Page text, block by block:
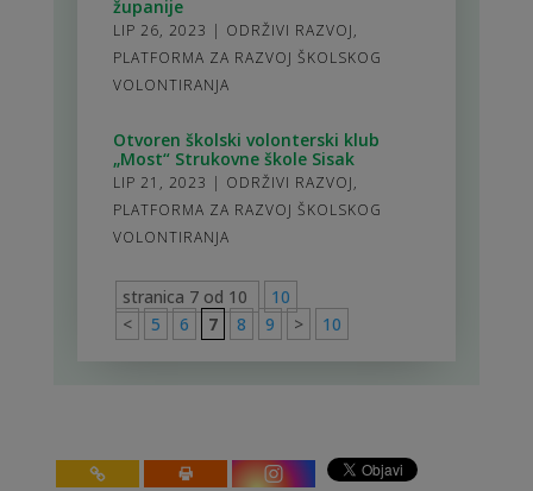
županije
LIP 26, 2023 | ODRŽIVI RAZVOJ,
PLATFORMA ZA RAZVOJ ŠKOLSKOG
VOLONTIRANJA
Otvoren školski volonterski klub
„Most“ Strukovne škole Sisak
LIP 21, 2023 | ODRŽIVI RAZVOJ,
PLATFORMA ZA RAZVOJ ŠKOLSKOG
VOLONTIRANJA
stranica 7 od 10
10
<
5 6 7 8 9 > 10